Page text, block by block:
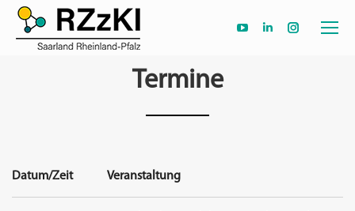
LinkedinInstagram
Termine
Datum/Zeit Veranstaltung